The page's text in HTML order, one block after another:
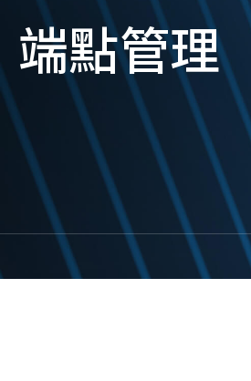
傳輸管理
Managed File
Transfer Guard
存取
Access
NAC
端點管理